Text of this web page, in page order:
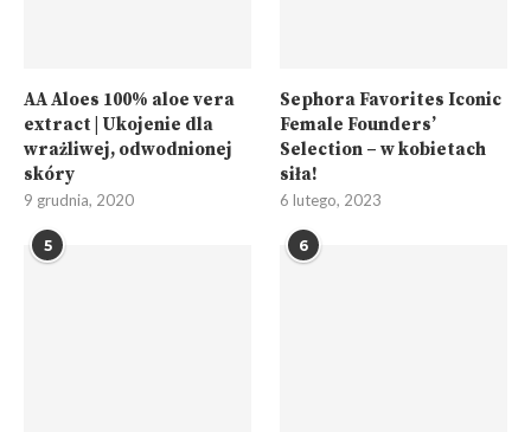
AA Aloes 100% aloe vera
extract | Ukojenie dla
wrażliwej, odwodnionej
skóry
9 grudnia, 2020
Sephora Favorites Iconic
Female Founders’
Selection – w kobietach
siła!
6 lutego, 2023
5 6